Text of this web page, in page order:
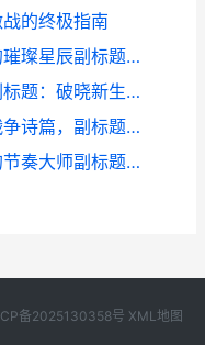
的终极指南
王者荣耀中国战队，荣耀之路的璀璨星辰副标题：从指尖竞技到国家荣耀的征途
王者新赛季，峡谷再启征程，副标题：破晓新生，战术与荣耀的又一次轮回
**啪嗒砰攻略，节奏与征服的战争诗篇，副标题，击鼓进军全指南**
王者荣耀韩信攻略，野区纵横的节奏大师副标题，枪挑连营的逆袭之道
备2025130358号 XML地图